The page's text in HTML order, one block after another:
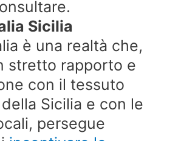
Sicilia
è una realtà che,
stretto rapporto e
con il tessuto
Sicilia e con le
persegue